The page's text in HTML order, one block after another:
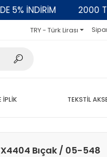
İNDİRİM 2000 TL
TRY - Türk Lirası
İPLİK TEKSTİL
Bıçak / 05-548